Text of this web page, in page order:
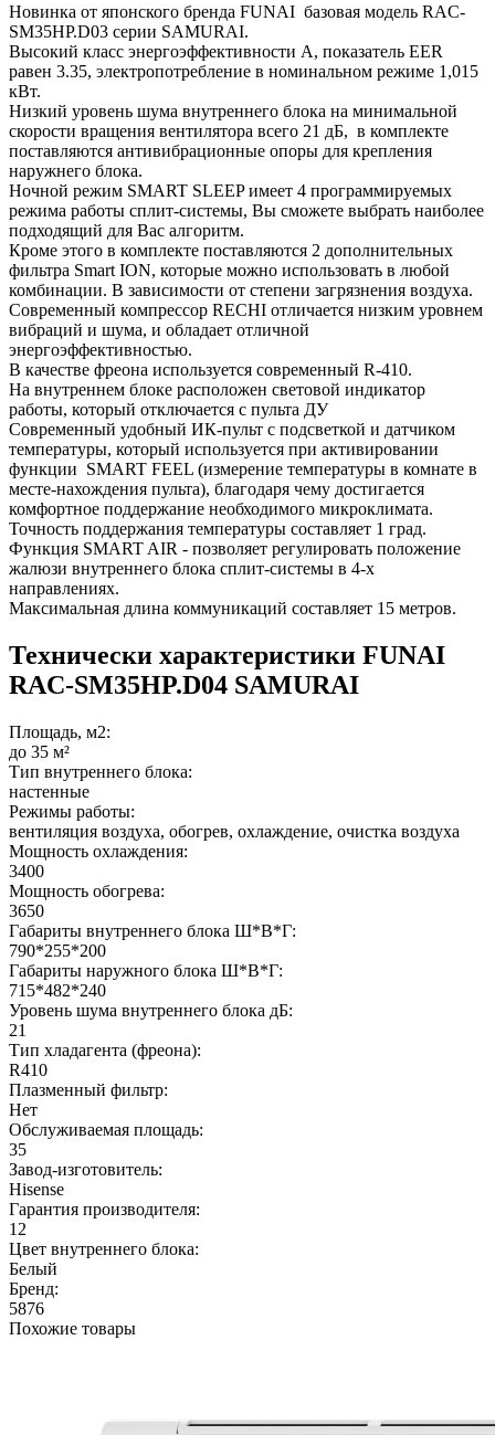
Новинка от японского бренда FUNAI базовая модель RAC-
SM35HP.D03 серии SAMURAI.
Высокий класс энергоэффективности А, показатель EER
равен 3.35, электропотребление в номинальном режиме 1,015
кВт.
Низкий уровень шума внутреннего блока на минимальной
скорости вращения вентилятора всего 21 дБ, в комплекте
поставляются антивибрационные опоры для крепления
наружнего блока.
Ночной режим SMART SLEEP имеет 4 программируемых
режима работы сплит-системы, Вы сможете выбрать наиболее
подходящий для Вас алгоритм.
Кроме этого в комплекте поставляются 2 дополнительных
фильтра Smart ION, которые можно использовать в любой
комбинации. В зависимости от степени загрязнения воздуха.
Современный компрессор RECHI отличается низким уровнем
вибраций и шума, и обладает отличной
энергоэффективностью.
В качестве фреона используется современный R-410.
На внутреннем блоке расположен световой индикатор
работы, который отключается с пульта ДУ
Современный удобный ИК-пульт с подсветкой и датчиком
температуры, который используется при активировании
функции SMART FEEL (измерение температуры в комнате в
месте-нахождения пульта), благодаря чему достигается
комфортное поддержание необходимого микроклимата.
Точность поддержания температуры составляет 1 град.
Функция SMART AIR - позволяет регулировать положение
жалюзи внутреннего блока сплит-системы в 4-х
направлениях.
Максимальная длина коммуникаций составляет 15 метров.
Технически характеристики FUNAI
RAC-SM35HP.D04 SAMURAI
Площадь, м2:
до 35 м²
Тип внутреннего блока:
настенные
Режимы работы:
вентиляция воздуха, обогрев, охлаждение, очистка воздуха
Мощность охлаждения:
3400
Мощность обогрева:
3650
Габариты внутреннего блока Ш*В*Г:
790*255*200
Габариты наружного блока Ш*В*Г:
715*482*240
Уровень шума внутреннего блока дБ:
21
Тип хладагента (фреона):
R410
Плазменный фильтр:
Нет
Обслуживаемая площадь:
35
Завод-изготовитель:
Hisense
Гарантия производителя:
12
Цвет внутреннего блока:
Белый
Бренд:
5876
Похожие товары